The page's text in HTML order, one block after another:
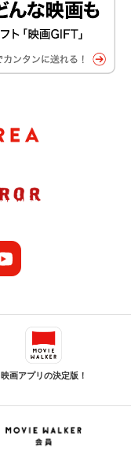
映画アプリの決定版！